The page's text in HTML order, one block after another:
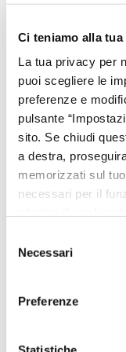
Ci teniamo alla
La tua privacy per
puoi scegliere le
preferenze e
pulsante
sito. Se chiudi
a destra,
memorizzati sul
necessari per il
delNecessari
Preferenze
bed Camere
Aria
Cassaforte
Frigo Bar
Telefono
local_parking
sports_basketball Sport